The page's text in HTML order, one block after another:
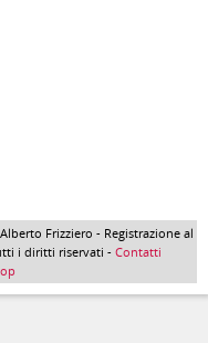
Frizziero - Registrazione al
i diritti riservati - Contatti